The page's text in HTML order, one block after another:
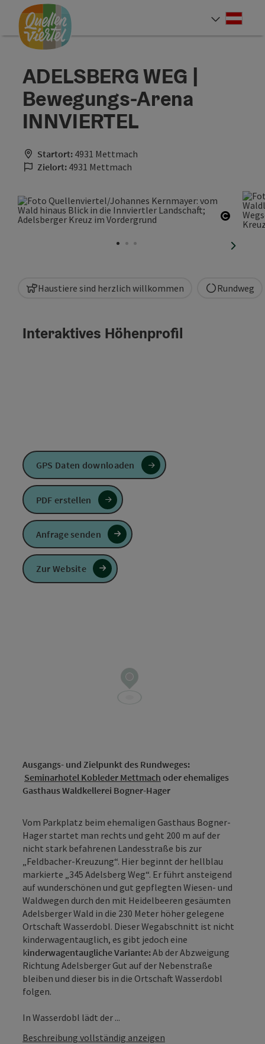
Zum Inhalt
Zur Navigation
Zum Seitenanfang
ADELSBERG WEG |
Bewegungs-Arena
INNVIERTEL
Startort: 4931 Mettmach
Zielort: 4931 Mettmach
Haustiere sind herzlich willkommen Rundweg
Ausgangs- und Zielpunkt des Rundweges:
Seminarhotel Kobleder Mettmach oder ehemaliges
Gasthaus Waldkellerei Bogner-Hager
Vom Parkplatz beim ehemaligen Gasthaus Bogner-
Hager startet man rechts und geht 200 m auf der
nicht stark befahrenen Landesstraße bis zur
„Feldbacher-Kreuzung“. Hier beginnt der hellblau
markierte „345 Adelsberg Weg“. Er führt ansteigend
auf wunderschönen und gut gepflegten Wiesen- und
Waldwegen durch den mit Heidelbeeren gesäumten
Adelsberger Wald in die 230 Meter höher gelegene
Ortschaft Wasserdobl. Dieser Wegabschnitt ist nicht
kinderwagentauglich, es gibt jedoch eine
kinderwagentaugliche Variante:Ab der Abzweigung
Richtung Adelsberger Gut auf der Nebenstraße
bleiben und dieser bis in die Ortschaft Wasserdobl
folgen.
In Wasserdobl lädt der ...
Beschreibung vollständig anzeigen
Interaktives Höhenprofil
GPS Daten downloaden
PDF erstellen
Anfrage senden
Zur Website